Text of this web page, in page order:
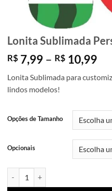
Lonita Sublimada
R$ 7,99 – R$ 10,99
Lonita Sublimada para
lindos modelos!
Opções de Tamanho
Opcionais